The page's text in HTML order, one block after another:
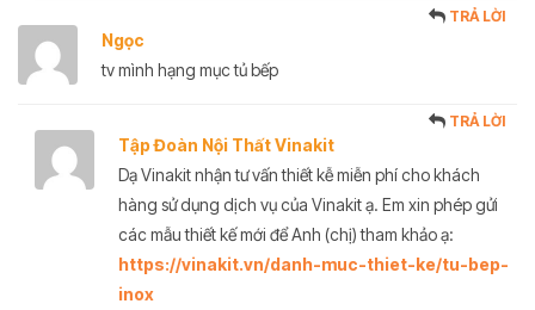
Ngọc
TRẢ LỜI
tv mình hạng mục tủ bếp
Tập Đoàn Nội Thất Vinakit
TRẢ LỜI
Dạ Vinakit nhận tư vấn thiết kễ miễn phí cho khách
hàng sử dụng dịch vụ của Vinakit ạ. Em xin phép gửi
các mẫu thiết kế mới để Anh (chị) tham khảo ạ:
https://vinakit.vn/danh-muc-thiet-ke/tu-bep-
inox